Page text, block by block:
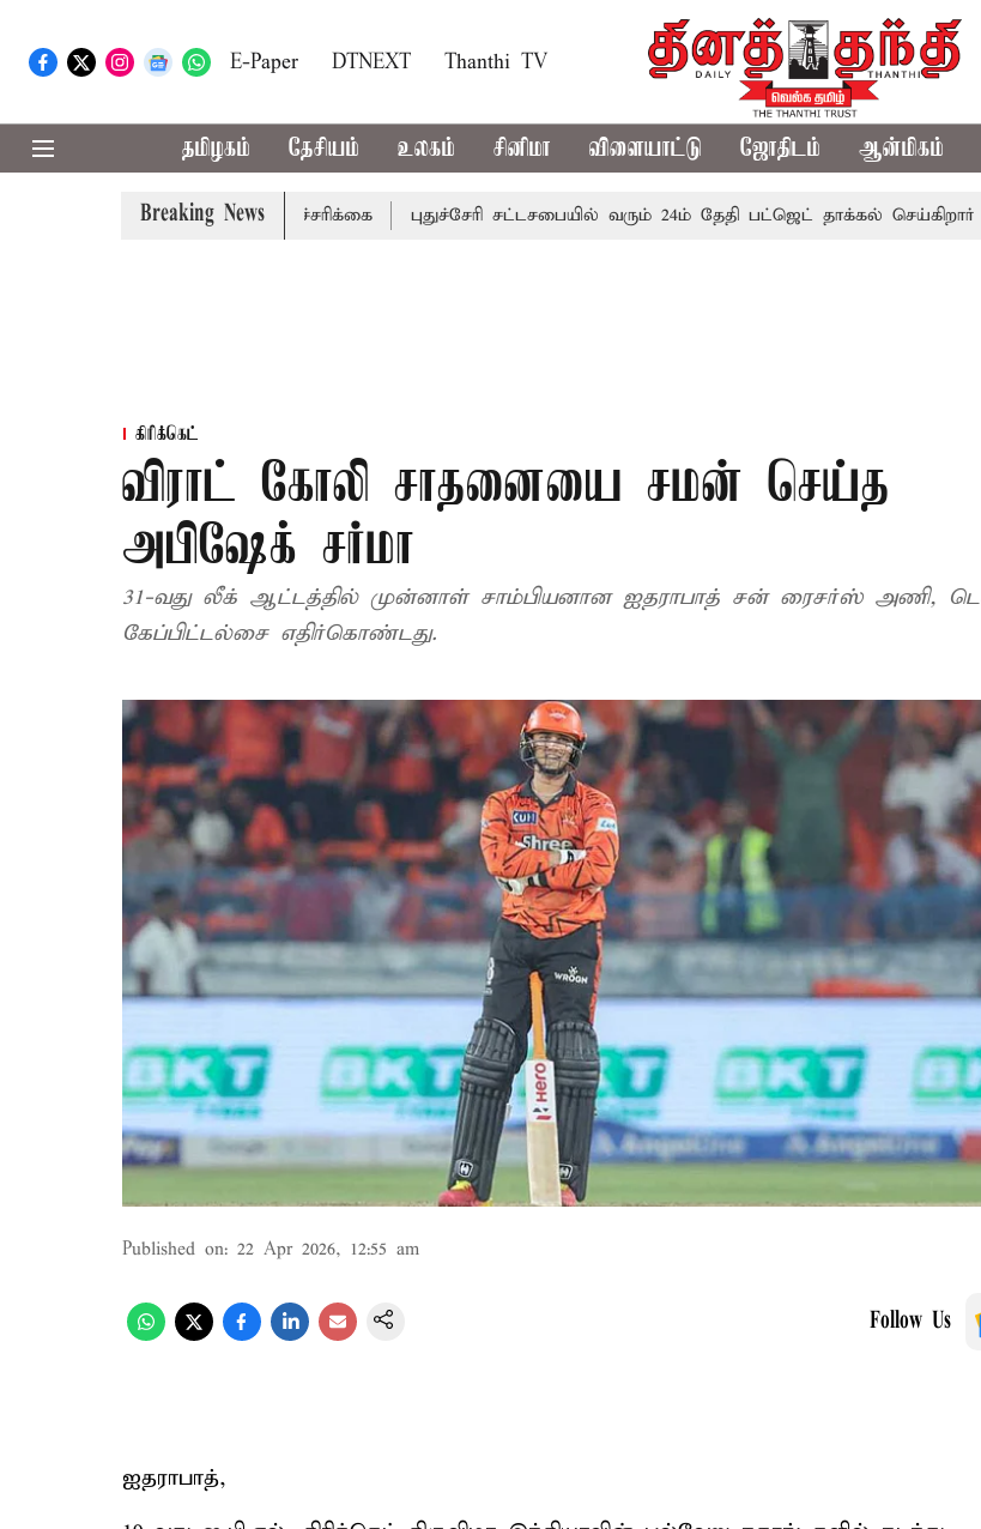
E-Paper DTNEXT Thanthi TV
தமிழகம் தேசியம் உலகம் சினிமா விளையாட்டு ஜோதிடம் ஆன்மிகம்
Breaking News
கன மழை எச்சரிக்கை புதுச்சேரி சட்டசபையில் வரும் 24ம் தேதி பட்ஜெட் தாக்கல் செய்கிறார் முதல்-
கிரிக்கெட்
விராட் கோலி சாதனையை சமன் செய்த
அபிஷேக் சர்மா
31-வது லீக் ஆட்டத்தில் முன்னாள் சாம்பியனான ஐதராபாத் சன் ரைசர்ஸ் அணி,
கேப்பிட்டல்சை எதிர்கொண்டது.
Published on: 22 Apr 2026, 12:55 am
Follow Us
ஐதராபாத்,